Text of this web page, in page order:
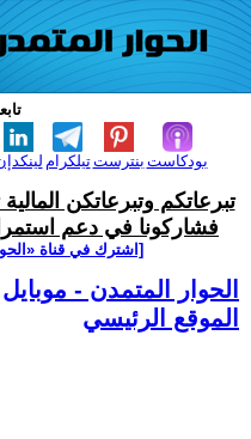
تيلكرامبنترست بودكاست
تبرعاتكم وتبرعاتكن
فشاركونا في دعم
[اشترك في قناة
الحوار المتمدن - موبايل
الموقع الرئيسي